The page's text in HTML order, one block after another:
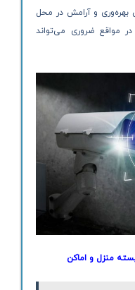
بهره‌وری و آرامش در محل
مواقع ضروری می‌تواند
منزل و اماکن